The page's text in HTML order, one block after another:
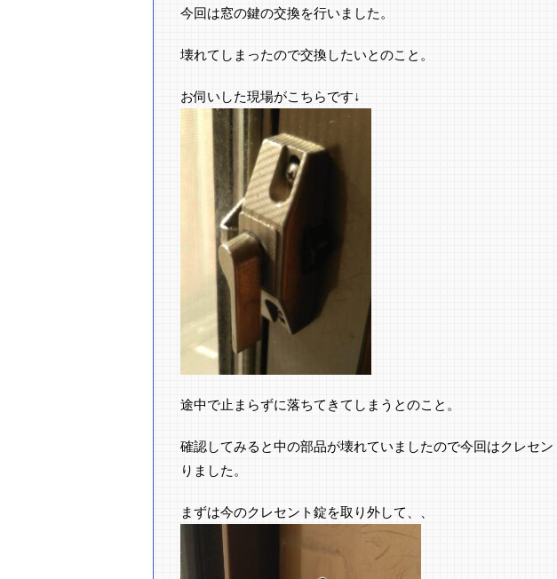
今回は窓の鍵の交換を行いました。
壊れてしまったので交換したいとのこと。
お伺いした現場がこちらです↓
途中で止まらずに落ちてきてしまうとのこと。
確認してみると中の部品が壊れていましたので今回はクレセ
りました。
まずは今のクレセント錠を取り外して、、